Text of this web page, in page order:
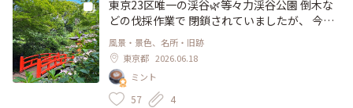
して入園しましたが、現在は予約券は終了して
いるとのこと、来週(6月22日)からは当日券の
みの販売になるようです。 6月14日 撮影 #風景
#紫陽花 #相模湾 #長谷寺 #鎌倉紫陽花の名所 #
ひみつの絶景 #古刹 #寺 #花寺 #鎌倉 #長谷 #由
比ヶ浜 #ひみつの絶景
東京23区唯一の渓谷🌿等々力渓谷公園 倒木な
どの伐採作業で 閉鎖されていましたが、 今年3
月、3年ぶりに ようやく 立ち入りが再開されま
した。 等々力不動尊で お詣り、そのあと、渓
谷を散歩 ひんやりとした 空気、新緑と 川のせ
せらぎが 心地よい ♡ 庭園にある 赤い橋が 緑
に映えて 鮮やかです✨ すぐ上側には、環状8号
風景・景色、名所・旧跡
東京都 2026.06.18
ミント
57 4